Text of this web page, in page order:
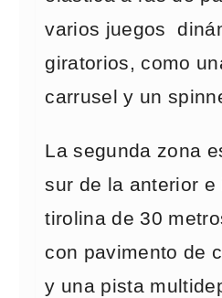
varios juegos
giratorios, como
carrusel y un
La segunda zona
sur de la anterior
tirolina de 30
con pavimento de
y una pista